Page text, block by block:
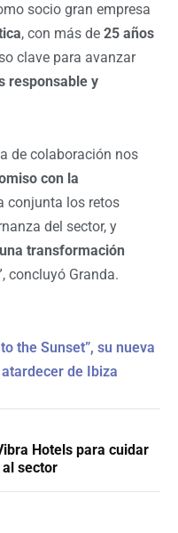
socio gran empresa
, con más de 25 años
clave para avanzar
responsable y
de colaboración nos
con la
conjunta los retos
del sector, y
transformación
concluyó Granda.
the Sunset”, su nueva
de Ibiza
Hotels para cuidar
sector